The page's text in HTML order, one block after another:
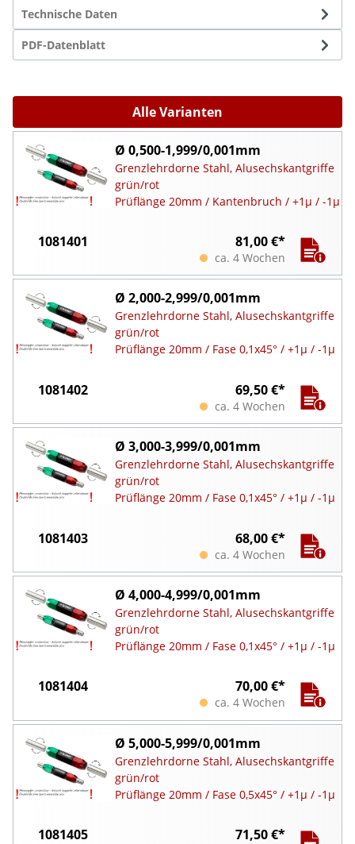
Technische Daten
PDF-Datenblatt
Alle Varianten
Ø 0,500-1,999/0,001mm
Grenzlehrdorne Stahl, Alusechskantgriffe
grün/rot
Prüflänge 20mm / Kantenbruch / +1µ / -1µ
1081401 81,00 €*
ca. 4 Wochen
Ø 2,000-2,999/0,001mm
Grenzlehrdorne Stahl, Alusechskantgriffe
grün/rot
Prüflänge 20mm / Fase 0,1x45° / +1µ / -1µ
1081402 69,50 €*
ca. 4 Wochen
Ø 3,000-3,999/0,001mm
Grenzlehrdorne Stahl, Alusechskantgriffe
grün/rot
Prüflänge 20mm / Fase 0,1x45° / +1µ / -1µ
1081403 68,00 €*
ca. 4 Wochen
Ø 4,000-4,999/0,001mm
Grenzlehrdorne Stahl, Alusechskantgriffe
grün/rot
Prüflänge 20mm / Fase 0,1x45° / +1µ / -1µ
1081404 70,00 €*
ca. 4 Wochen
Ø 5,000-5,999/0,001mm
Grenzlehrdorne Stahl, Alusechskantgriffe
grün/rot
Prüflänge 20mm / Fase 0,5x45° / +1µ / -1µ
1081405 71,50 €*